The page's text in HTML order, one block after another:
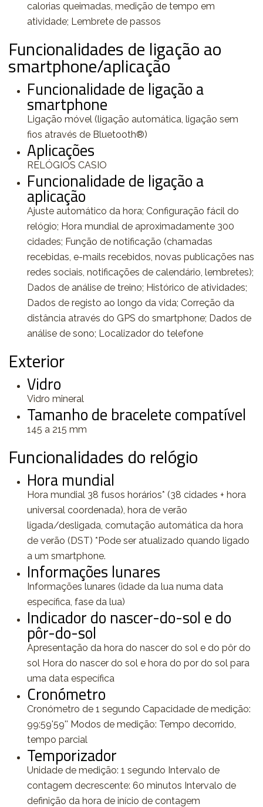
calorias queimadas, medição de tempo em
atividade; Lembrete de passos
Funcionalidades de ligação ao
smartphone/aplicação
Funcionalidade de ligação a
smartphone
Ligação móvel (ligação automática, ligação sem
fios através de Bluetooth®)
Aplicações
RELÓGIOS CASIO
Funcionalidade de ligação a
aplicação
Ajuste automático da hora; Configuração fácil do
relógio; Hora mundial de aproximadamente 300
cidades; Função de notificação (chamadas
recebidas, e-mails recebidos, novas publicações nas
redes sociais, notificações de calendário, lembretes);
Dados de análise de treino; Histórico de atividades;
Dados de registo ao longo da vida; Correção da
distância através do GPS do smartphone; Dados de
análise de sono; Localizador do telefone
Exterior
Vidro
Vidro mineral
Tamanho de bracelete compatível
145 a 215 mm
Funcionalidades do relógio
Hora mundial
Hora mundial 38 fusos horários* (38 cidades + hora
universal coordenada), hora de verão
ligada/desligada, comutação automática da hora
de verão (DST) *Pode ser atualizado quando ligado
a um smartphone.
Informações lunares
Informações lunares (idade da lua numa data
específica, fase da lua)
Indicador do nascer-do-sol e do
pôr-do-sol
Apresentação da hora do nascer do sol e do pôr do
sol Hora do nascer do sol e hora do por do sol para
uma data específica
Cronómetro
Cronómetro de 1 segundo Capacidade de medição:
99:59'59'' Modos de medição: Tempo decorrido,
tempo parcial
Temporizador
Unidade de medição: 1 segundo Intervalo de
contagem decrescente: 60 minutos Intervalo de
definição da hora de início de contagem